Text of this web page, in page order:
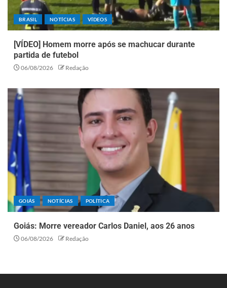
BRASIL NOTÍCIAS VÍDEOS
[VÍDEO] Homem morre após se machucar durante
partida de futebol
06/08/2026 Redação
GOIÁS NOTÍCIAS POLÍTICA
Goiás: Morre vereador Carlos Daniel, aos 26 anos
06/08/2026 Redação